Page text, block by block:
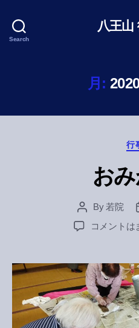
Search
八王山
月:
行
お
Post
author
By 若院
お
き
へ
の
コメントは